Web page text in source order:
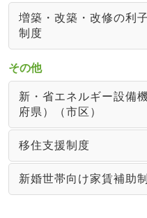
増築・改築・改修の利
制度
その他
新・省エネルギー設備
府県）（市区）
移住支援制度
新婚世帯向け家賃補助